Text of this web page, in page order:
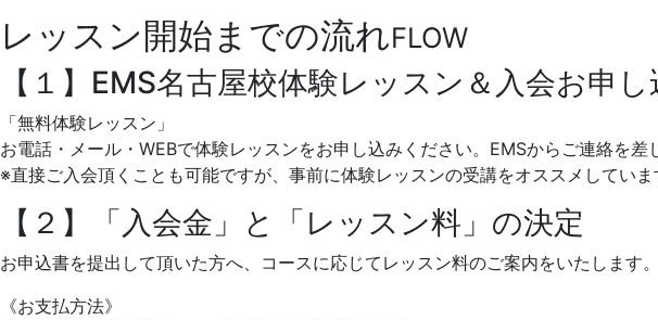
レッスン開始までの流れFLOW
【１】EMS名古屋校体験レッスン＆入会お申し
「無料体験レッスン」
お電話・メール・WEBで体験レッスンをお申し込みください。EMSからご連絡を差
※直接ご入会頂くことも可能ですが、事前に体験レッスンの受講をオススメしていま
【２】「入会金」と「レッスン料」の決定
お申込書を提出して頂いた方へ、コースに応じてレッスン料のご案内をいたします。
《お支払方法》